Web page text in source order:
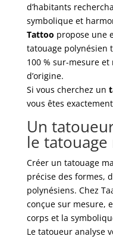
d’habitants
symbolique et
Tattoo propose une
tatouage polynésien
100 % sur-mesure
d’origine.
Si vous cherchez un
vous êtes
Un
le
Créer un tatouage
précise des formes,
polynésiens. Chez
conçue sur mesure,
corps et la
Le tatoueur analyse